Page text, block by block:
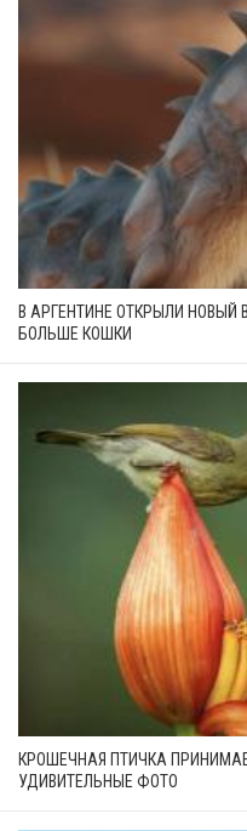
В АРГЕНТИНЕ ОТКРЫЛИ
БОЛЬШЕ КОШКИ
КРОШЕЧНАЯ ПТИЧКА
УДИВИТЕЛЬНЫЕ ФОТО